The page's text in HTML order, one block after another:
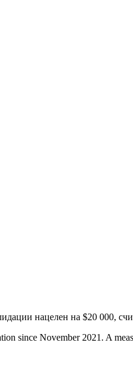
нацелен на $20 000,
since November 2021. A